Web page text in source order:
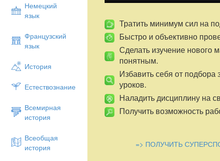
Немецкий
язык
Французский
язык
История
Естествознание
Всемирная
история
Всеобщая
история
Тратить минимум сил на
Быстро и объективно
Сделать изучение нового
понятным.
Избавить себя от подбора
уроков.
Наладить дисциплину на
Получить возможность
=> ПОЛУЧИТЬ